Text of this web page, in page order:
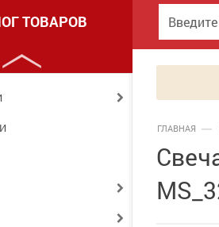
ТОВАРОВ
ГЛАВНАЯ